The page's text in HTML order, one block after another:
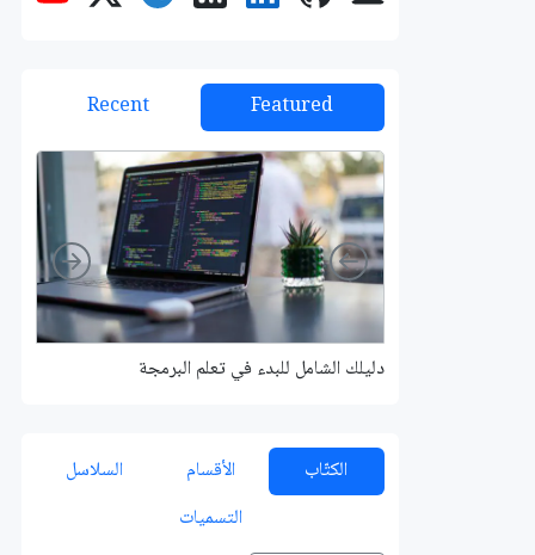
Featured
Recent
دليلك الشامل للبدء في تعلم البرمجة
Left
Right
الكتّاب الأقسام
السلاسل
التسميات